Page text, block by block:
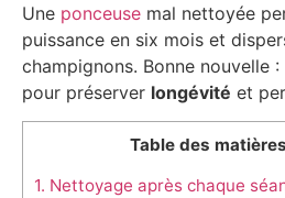
Une ponceuse mal nettoyée
puissance en six mois et
champignons. Bonne nouvelle
pour préserver longévité et
Table des matières
1. Nettoyage après chaque